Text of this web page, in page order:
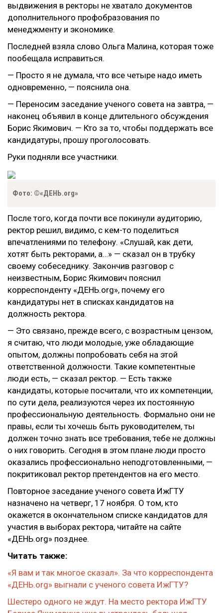
выдвижения в ректоры не хватало документов
дополнительного профобразования по
менеджменту и экономике.
Последней взяла слово Ольга Малина, которая тоже
пообещала исправиться.
— Просто я не думала, что все четыре надо иметь
одновременно, — пояснила она.
— Переносим заседание ученого совета на завтра, —
наконец объявил в конце длительного обсуждения
Борис Якимович. — Кто за то, чтобы поддержать все
кандидатуры, прошу проголосовать.
Руки подняли все участники.
Фото: ©«ДЕНЬ.org»
После того, когда почти все покинули аудиторию,
ректор решил, видимо, с кем-то поделиться
впечатлениями по телефону. «Слушай, как дети,
хотят быть ректорами, а…» — сказал он в трубку
своему собеседнику. Закончив разговор с
неизвестным, Борис Якимович пояснил
корреспонденту «ДЕНЬ.org», почему его
кандидатуры нет в списках кандидатов на
должность ректора.
— Это связано, прежде всего, с возрастным цензом,
я считаю, что люди молодые, уже обладающие
опытом, должны попробовать себя на этой
ответственной должности. Такие компетентные
люди есть, — сказал ректор. — Есть также
кандидаты, которые посчитали, что их компетенции,
по сути дела, реализуются через их постоянную
профессиональную деятельность. Формально они не
правы, если ты хочешь быть руководителем, ты
должен точно знать все требования, тебе не должны
о них говорить. Сегодня в этом плане люди просто
оказались профессионально неподготовленными, —
покритиковал ректор претендентов на его место.
Повторное заседание ученого совета ИжГТУ
назначено на четверг, 17 ноября. О том, кто
окажется в окончательном списке кандидатов для
участия в выборах ректора, читайте на сайте
«ДЕНЬ.org» позднее.
Читать также:
«Я вам и так многое сказал». За что корреспондента
«ДЕНЬ.org» выгнали с ученого совета ИжГТУ?
Шестеро одного не ждут. На место ректора ИжГТУ